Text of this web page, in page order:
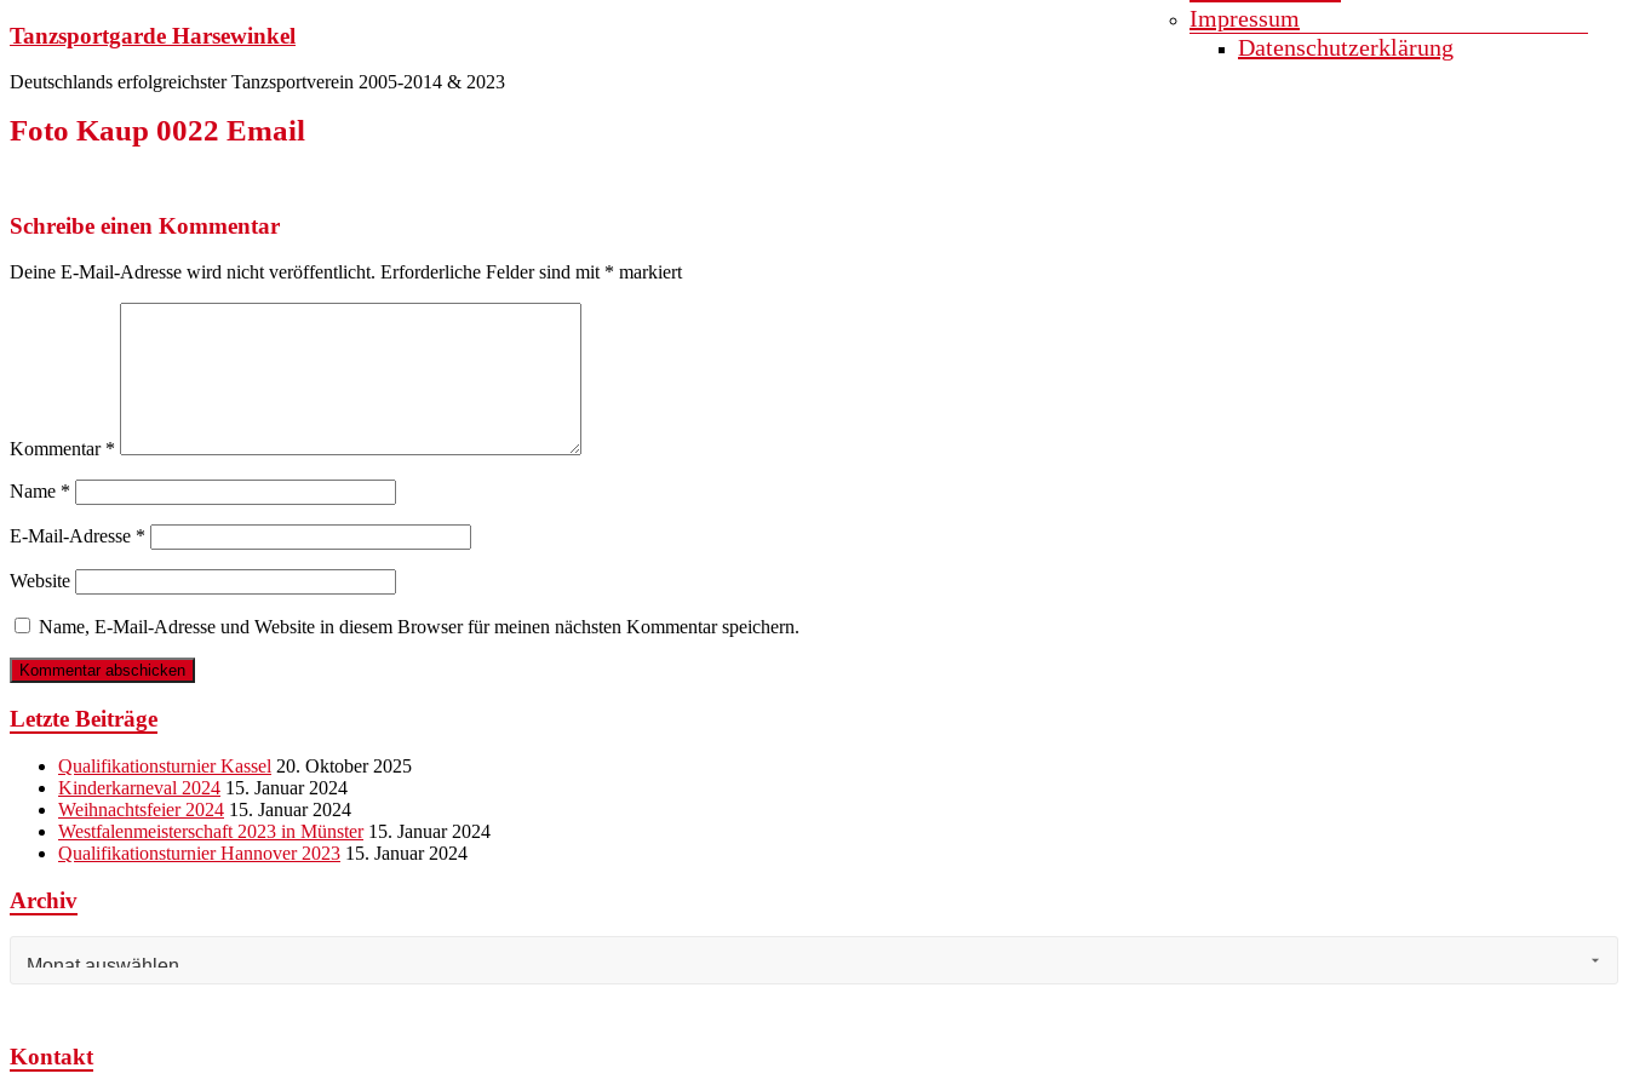
Zum
springen
Tanzsportgarde Harsewinkel
Deutschlands erfolgreichster Tanzsportverein 2005-2014 & 2023
Impressum
Datenschutzerklärung
Foto Kaup 0022 Email
Schreibe einen Kommentar
Deine E-Mail-Adresse wird nicht veröffentlicht. Erforderliche Felder sind mit * markiert
Kommentar *
Name *
E-Mail-Adresse *
Website
Name, E-Mail-Adresse und Website in diesem Browser für meinen nächsten Kommentar speichern.
Letzte Beiträge
Qualifikationsturnier Kassel 20. Oktober 2025
Kinderkarneval 2024 15. Januar 2024
Weihnachtsfeier 2024 15. Januar 2024
Westfalenmeisterschaft 2023 in Münster 15. Januar 2024
Qualifikationsturnier Hannover 2023 15. Januar 2024
Archiv
Kontakt